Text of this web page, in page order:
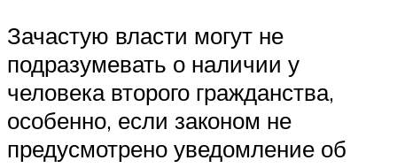
Зачастую власти могут не
подразумевать о наличии у
человека второго гражданства,
особенно, если законом не
предусмотрено уведомление об